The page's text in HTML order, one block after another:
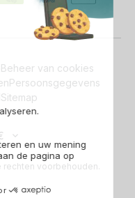
Beheer van cookies
Persoonsgegevens
Sitemap
rechten voorbehouden.